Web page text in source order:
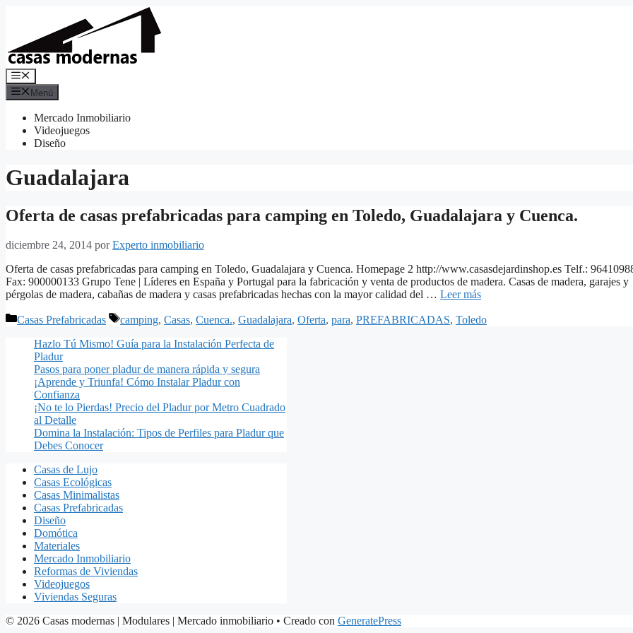
contenido
Menú
Menú
Mercado Inmobiliario
Videojuegos
Diseño
Guadalajara
Oferta de casas prefabricadas para camping en Toledo, Guadalajara y Cuenca.
diciembre 24, 2014 porExperto inmobiliario
Oferta de casas prefabricadas para camping en Toledo, Guadalajara y Cuenca. Homepage 2 http://www.casasdejardinshop.es Telf.:
Fax: 900000133 Grupo Tene | Líderes en España y Portugal para la fabricación y venta de productos de madera. Casas de madera, garajes y
pérgolas de madera, cabañas de madera y casas prefabricadas hechas con la mayor calidad del … Leer más
Categorías
Casas Prefabricadas Etiquetas
camping, Casas, Cuenca., Guadalajara, Oferta, para, PREFABRICADAS, Toledo
Hazlo Tú Mismo! Guía para la Instalación Perfecta de
Pladur
Pasos para poner pladur de manera rápida y segura
¡Aprende y Triunfa! Cómo Instalar Pladur con
Confianza
¡No te lo Pierdas! Precio del Pladur por Metro Cuadrado
al Detalle
Domina la Instalación: Tipos de Perfiles para Pladur que
Debes Conocer
Casas de Lujo
Casas Ecológicas
Casas Minimalistas
Casas Prefabricadas
Diseño
Domótica
Materiales
Mercado Inmobiliario
Reformas de Viviendas
Videojuegos
Viviendas Seguras
© 2026 Casas modernas | Modulares | Mercado inmobiliario • Creado con GeneratePress